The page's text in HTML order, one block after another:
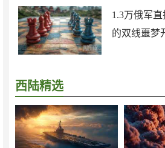
1.3万俄军
的双线噩梦
西陆精选